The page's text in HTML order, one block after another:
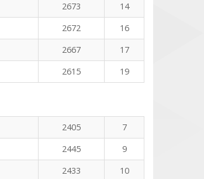
2673
14
2672
16
2667
17
2615 19
2405
7
2445
9
2433
10